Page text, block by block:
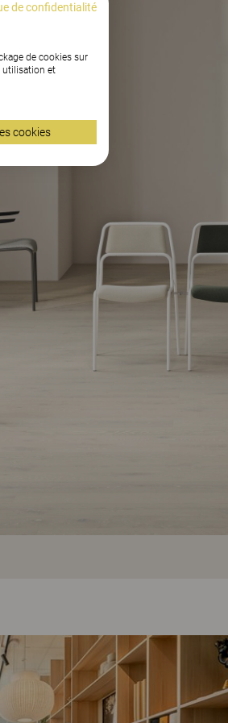
de confidentialité
de cookies sur
utilisation et
cookies